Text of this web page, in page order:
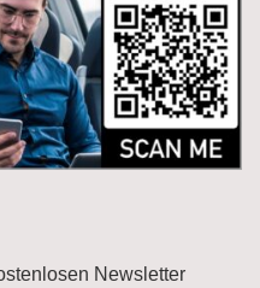
Newsletter